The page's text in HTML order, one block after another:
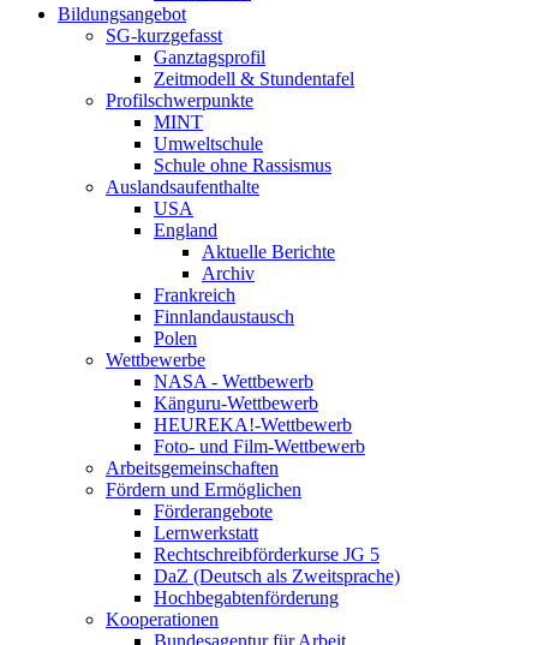
Bildungsangebot
SG-kurzgefasst
Ganztagsprofil
Zeitmodell & Stundentafel
Profilschwerpunkte
MINT
Umweltschule
Schule ohne Rassismus
Auslandsaufenthalte
USA
England
Aktuelle Berichte
Archiv
Frankreich
Finnlandaustausch
Polen
Wettbewerbe
NASA - Wettbewerb
Känguru-Wettbewerb
HEUREKA!-Wettbewerb
Foto- und Film-Wettbewerb
Arbeitsgemeinschaften
Fördern und Ermöglichen
Förderangebote
Lernwerkstatt
Rechtschreibförderkurse JG 5
DaZ (Deutsch als Zweitsprache)
Hochbegabtenförderung
Kooperationen
Bundesagentur für Arbeit